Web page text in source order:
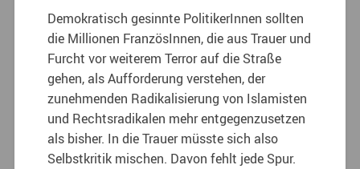
Demokratisch gesinnte PolitikerInnen sollten
die Millionen FranzösInnen, die aus Trauer und
Furcht vor weiterem Terror auf die Straße
gehen, als Aufforderung verstehen, der
zunehmenden Radikalisierung von Islamisten
und Rechtsradikalen mehr entgegenzusetzen
als bisher. In die Trauer müsste sich also
Selbstkritik mischen. Davon fehlt jede Spur.